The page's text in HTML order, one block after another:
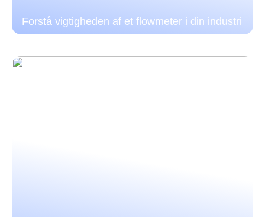
Forstå vigtigheden af et flowmeter i din industri